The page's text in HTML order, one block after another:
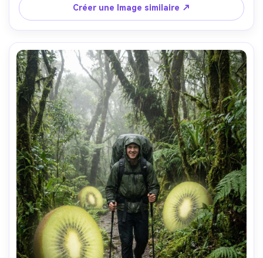
profondeur de champ peu profonde, réflexions et peau
réalistes, photographie de nuit cinématographique- -ar
4:5
Créer une Image similaire ↗